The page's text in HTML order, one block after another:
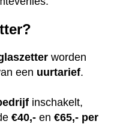
worden
een uurtarief.
inschakelt,
€40,- en €65,- per